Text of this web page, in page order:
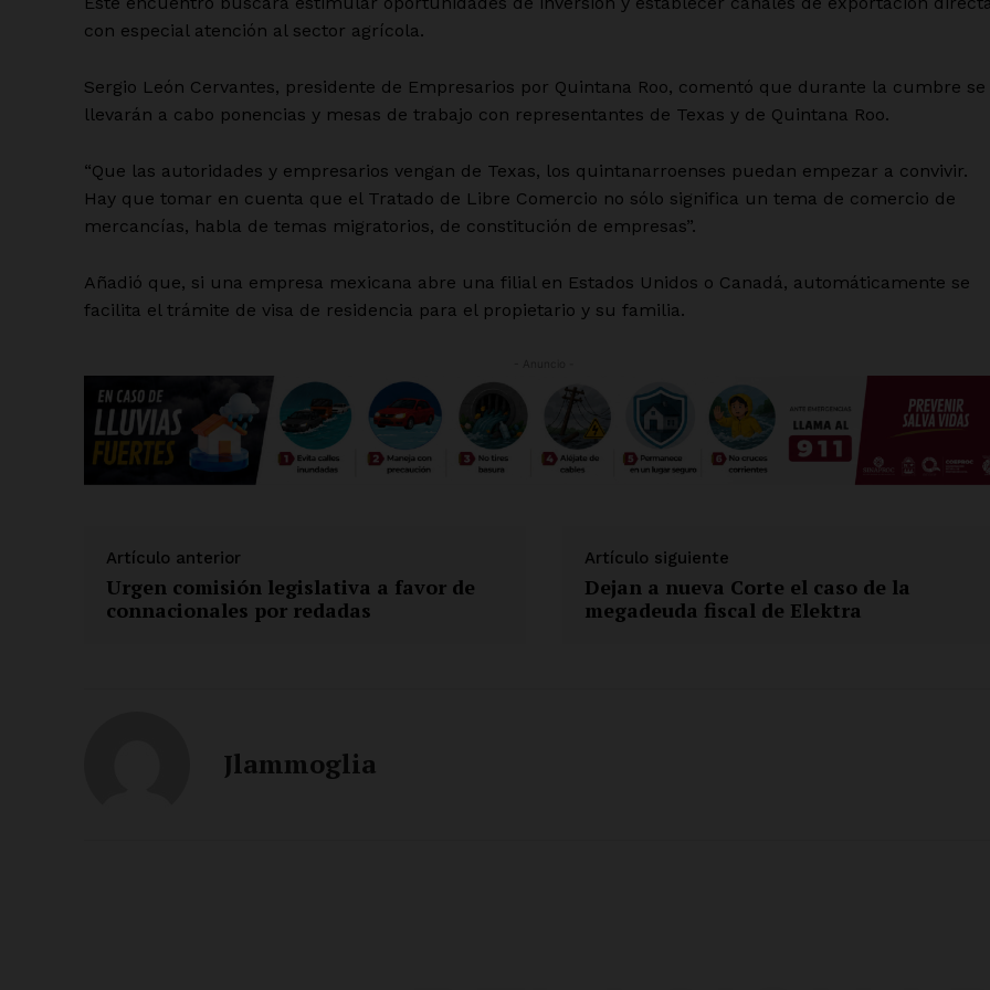
con especial atención al sector agrícola.
Sergio León Cervantes, presidente de Empresarios por Quintana Roo, comentó que durante la cumbre se
llevarán a cabo ponencias y mesas de trabajo con representantes de Texas y de Quintana Roo.
“Que las autoridades y empresarios vengan de Texas, los quintanarroenses puedan empezar a convivir.
Hay que tomar en cuenta que el Tratado de Libre Comercio no sólo significa un tema de comercio de
mercancías, habla de temas migratorios, de constitución de empresas”.
Añadió que, si una empresa mexicana abre una filial en Estados Unidos o Canadá, automáticamente se
facilita el trámite de visa de residencia para el propietario y su familia.
Artículo anterior
Urgen comisión legislativa a favor de
connacionales por redadas
Artículo siguiente
Dejan a nueva Corte el caso de la
megadeuda fiscal de Elektra
Jlammoglia